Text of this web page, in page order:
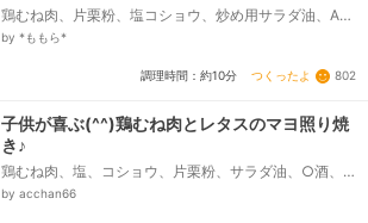
鶏むね肉、片栗粉、塩コショウ、炒め用サラダ油、A醤
油、Aみりん、Aお酒、A砂糖
by *ももら*
調理時間：約10分 つくったよ 802
子供が喜ぶ(^^)鶏むね肉とレタスのマヨ照り焼
き♪
鶏むね肉、塩、コショウ、片栗粉、サラダ油、○酒、
みりん、醤油、○チューブにんにく、▲マヨネーズ、
by acchan66